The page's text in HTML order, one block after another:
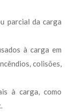
parcial da carga
à carga em
colisões,
à carga, como